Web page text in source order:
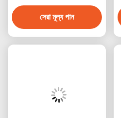
ফার্টিলাইজার এনপিকে ১৮-৪৬-০
২১-৫৩-০
সেরা মূল্য পান